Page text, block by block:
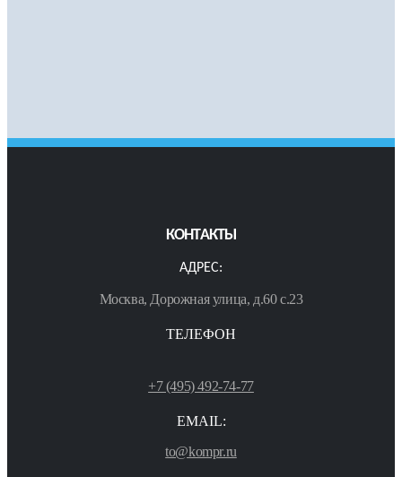
КОНТАКТЫ
АДРЕС:
Москва, Дорожная улица, д.60 с.23
ТЕЛЕФОН
+7 (495) 492-74-77
EMAIL:
to@kompr.ru